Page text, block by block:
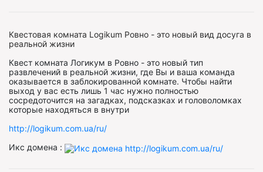
Квестовая комната Logikum Ровно - это новый вид досуга в
реальной жизни
Квест комната Логикум в Ровно - это новый тип
развлечений в реальной жизни, где Вы и ваша команда
оказывается в заблокированной комнате. Чтобы найти
выход у вас есть лишь 1 час нужно полностью
сосредоточится на загадках, подсказках и головоломках
которые находяться в внутри
http://logikum.com.ua/ru/
Икс домена :